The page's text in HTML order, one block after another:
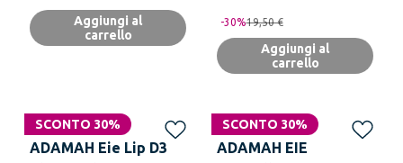
Aggiungi al
carrello
-30%19,50 €
Aggiungi al
carrello
SCONTO 30%
ADAMAH Eie Lip D3
SCONTO 30%
ADAMAH EIE